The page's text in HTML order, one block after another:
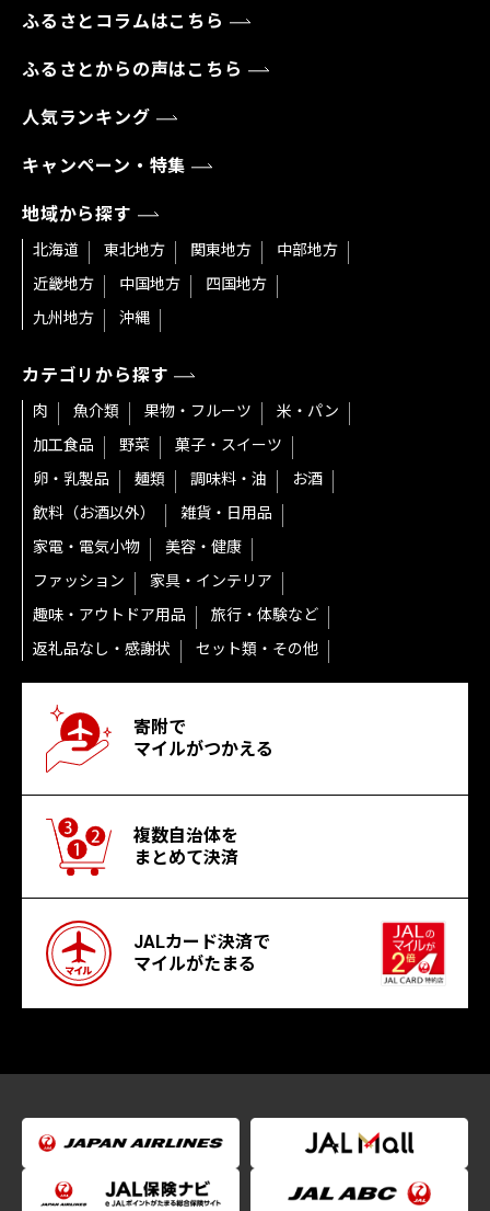
ふるさとコラムはこちら
ふるさとからの声はこちら
人気ランキング
キャンペーン・特集
地域から探す
北海道 東北地方 関東地方
中部地方
近畿地方
中国地方
四国地方
九州地方
沖縄
カテゴリから探す
肉 魚介類 果物・フルーツ
米・パン
加工食品
野菜
菓子・スイーツ
卵・乳製品
麺類 調味料・油
お酒
飲料（お酒以外）
雑貨・日用品
家電・電気小物
美容・健康
ファッション
家具・インテリア
趣味・アウトドア用品
旅行・体験など
返礼品なし・感謝状
セット類・その他
寄附で
マイルがつかえる
複数自治体を
まとめて決済
JALカード決済で
マイルがたまる